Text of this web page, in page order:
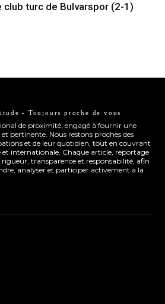
club turc de Bulvarspor (2-1)
- Toujours proche de vous
de proximité, engagé à fournir une
pertinente. Nous restons proches des
et de leur quotidien, tout en couvrant
et internationale. Chaque article, reportage
rigueur, transparence et responsabilité, afin
analyser et participer activement à la